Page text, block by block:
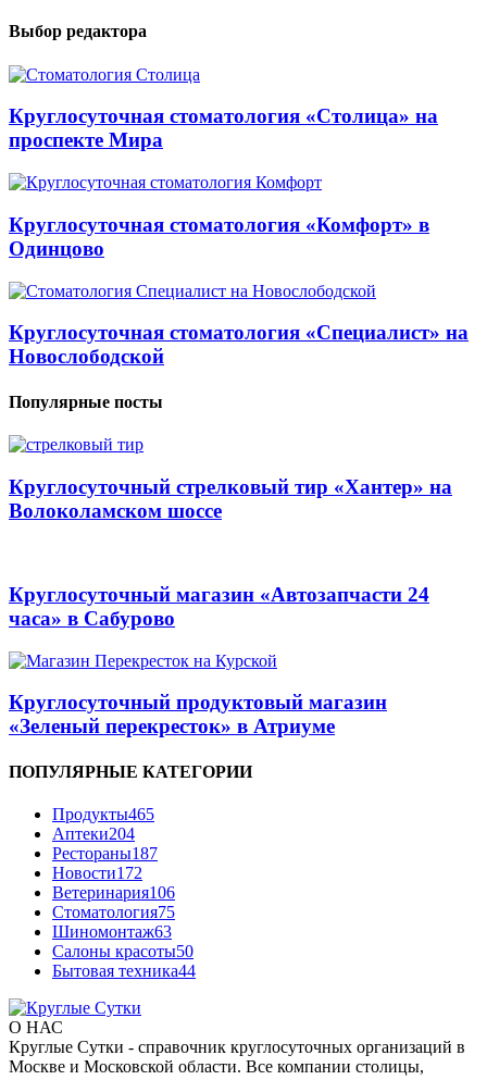
Выбор редактора
Круглосуточная стоматология «Столица» на
проспекте Мира
Круглосуточная стоматология «Комфорт» в
Одинцово
Круглосуточная стоматология «Специалист» на
Новослободской
Популярные посты
Круглосуточный стрелковый тир «Хантер» на
Волоколамском шоссе
Круглосуточный магазин «Автозапчасти 24
часа» в Сабурово
Круглосуточный продуктовый магазин
«Зеленый перекресток» в Атриуме
ПОПУЛЯРНЫЕ КАТЕГОРИИ
Продукты465
Аптеки204
Рестораны187
Новости172
Ветеринария106
Стоматология75
Шиномонтаж63
Салоны красоты50
Бытовая техника44
О НАС
Круглые Сутки - справочник круглосуточных организаций в
Москве и Московской области. Все компании столицы,